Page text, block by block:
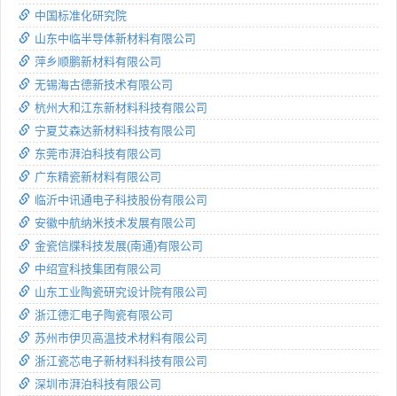
中国标准化研究院
山东中临半导体新材料有限公司
萍乡顺鹏新材料有限公司
无锡海古德新技术有限公司
杭州大和江东新材料科技有限公司
宁夏艾森达新材料科技有限公司
东莞市湃泊科技有限公司
广东精瓷新材料有限公司
临沂中讯通电子科技股份有限公司
安徽中航纳米技术发展有限公司
金瓷信牒科技发展(南通)有限公司
中绍宣科技集团有限公司
山东工业陶瓷研究设计院有限公司
浙江德汇电子陶瓷有限公司
苏州市伊贝高温技术材料有限公司
浙江瓷芯电子新材料科技有限公司
深圳市湃泊科技有限公司